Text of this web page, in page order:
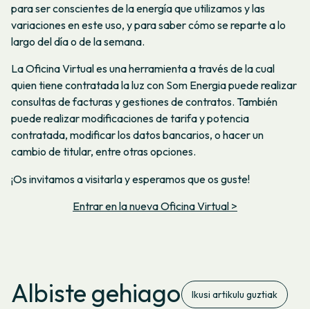
para ser conscientes de la energía que utilizamos y las
variaciones en este uso, y para saber cómo se reparte a lo
largo del día o de la semana.
La Oficina Virtual es una herramienta a través de la cual
quien tiene contratada la luz con Som Energia puede realizar
consultas de facturas y gestiones de contratos. También
puede realizar modificaciones de tarifa y potencia
contratada, modificar los datos bancarios, o hacer un
cambio de titular, entre otras opciones.
¡Os invitamos a visitarla y esperamos que os guste!
Entrar en la nueva Oficina Virtual >
Albiste gehiago Ikusi artikulu guztiak